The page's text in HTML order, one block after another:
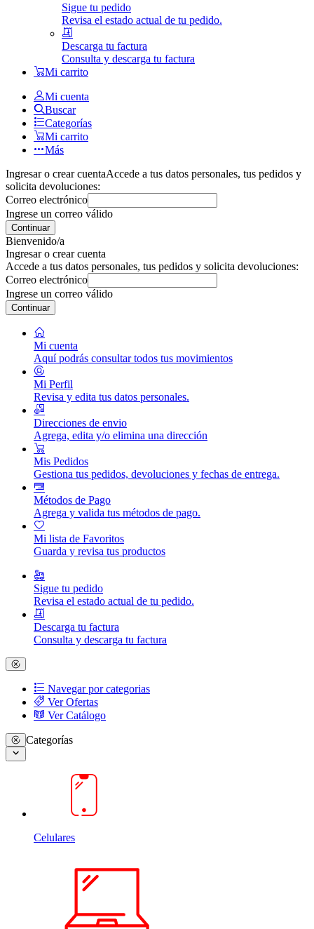
Sigue tu pedido
Revisa el estado actual de tu pedido.
Descarga tu factura
Consulta y descarga tu factura
Mi carrito
Mi cuenta
Buscar
Categorías
Mi carrito
Más
Ingresar o crear cuentaAccede a tus datos personales, tus pedidos y
solicita devoluciones:
Correo electrónico
Ingrese un correo válido
Continuar
Bienvenido/a
Ingresar o crear cuenta
Accede a tus datos personales, tus pedidos y solicita devoluciones:
Correo electrónico
Ingrese un correo válido
Continuar
Mi cuenta
Aquí podrás consultar todos tus movimientos
Mi Perfil
Revisa y edita tus datos personales.
Direcciones de envio
Agrega, edita y/o elimina una dirección
Mis Pedidos
Gestiona tus pedidos, devoluciones y fechas de entrega.
Métodos de Pago
Agrega y valida tus métodos de pago.
Mi lista de Favoritos
Guarda y revisa tus productos
Sigue tu pedido
Revisa el estado actual de tu pedido.
Descarga tu factura
Consulta y descarga tu factura
Navegar por categorias
Ver Ofertas
Ver Catálogo
Categorías
Celulares